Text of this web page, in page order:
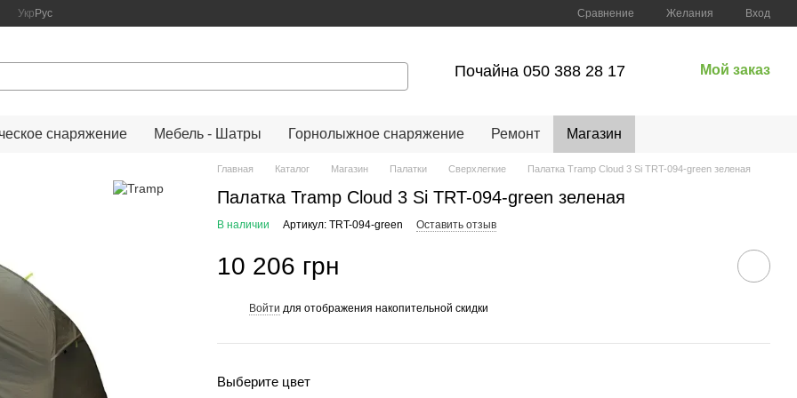
Укр Рус Сравнение Желания Вход
Почайна 050 388 28 17 Мой заказ
снаряжение Мебель - Шатры Горнолыжное снаряжение Ремонт Магазин
Главная Каталог Магазин Палатки Сверхлегкие Палатка Tramp Cloud 3 Si TRT-094-green зеленая
Палатка Tramp Cloud 3 Si TRT-094-green зеленая
В наличии Артикул: TRT-094-green Оставить отзыв
10 206 грн
Войти для отображения накопительной скидки
Выберите цвет